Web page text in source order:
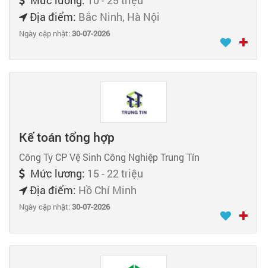
Địa điểm: Bắc Ninh, Hà Nội
Ngày cập nhật:30-07-2026
Kế toán tổng hợp
Công Ty CP Vệ Sinh Công Nghiệp Trung Tín
Mức lương: 15 - 22 triệu
Địa điểm: Hồ Chí Minh
Ngày cập nhật:30-07-2026